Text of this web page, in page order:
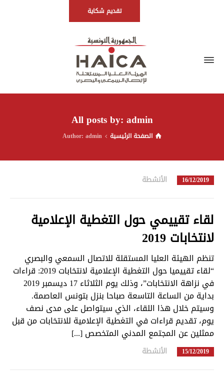
تقديم شكاية
All posts by: admin
الصفحة الرئيسية Author: admin
16/12/2019 الأنشطة
لقاء تقييمي حول التغطية الإعلامية
لانتخابات 2019
تنظم الهيئة العليا المستقلة للاتصال السمعي والبصري
“لقاء تقييميا حول التغطية الإعلامية لانتخابات 2019: قراءات
في نزاهة الانتخابات”، وذلك يوم الثلاثاء 17 ديسمبر 2019
بداية من الساعة التاسعة صباحا بنزل بتونس العاصمة.
وسيتم خلال هذا اللقاء، الذي سيتواصل على مدى نصف
يوم، تقديم قراءات في التغطية الإعلامية للانتخابات من قبل
ممثلين عن المجتمع المدني المتخصص [...]
15/12/2019 الأنشطة